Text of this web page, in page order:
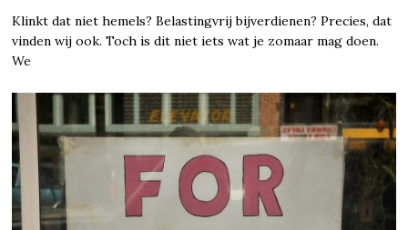
Klinkt dat niet hemels? Belastingvrij bijverdienen? Precies, dat
vinden wij ook. Toch is dit niet iets wat je zomaar mag doen.
We